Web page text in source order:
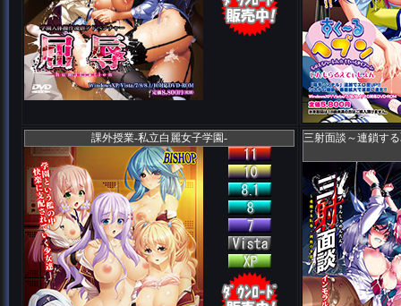
課外授業-私立白麗女子学園- 三射面談～連鎖す